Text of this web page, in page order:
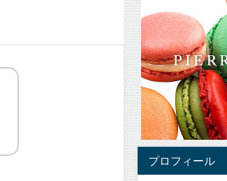
プロフィール